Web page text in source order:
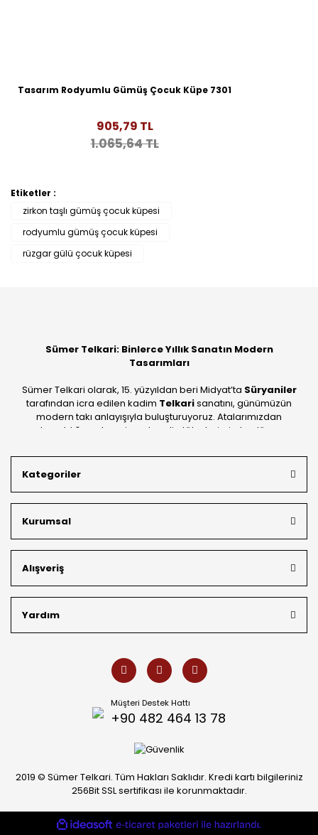
Tasarım Rodyumlu Gümüş Çocuk Küpe 7301
905,79 TL
1.065,64 TL
Etiketler :
zirkon taşlı gümüş çocuk küpesi
rodyumlu gümüş çocuk küpesi
rüzgar gülü çocuk küpesi
Sümer Telkari: Binlerce Yıllık Sanatın Modern
Tasarımları
Sümer Telkari olarak, 15. yüzyıldan beri Midyat’ta Süryaniler
tarafından icra edilen kadim Telkarisanatını, günümüzün
modern takı anlayışıyla buluşturuyoruz. Atalarımızdan
devraldığımız bu mirası; kendi atölyelerimizde, dünya
Mardin’in tarihi dokusunu yansıtan geleneksel işlemeleri, her
bütçeye uygun
müşterilerimizin özel siparişlerini benzersiz bir titizlikle
hazırlıyor; köklü geçmişimizi geleceğin takı modasına
güvenle taşıyoruz.
Kategoriler
Kurumsal
Alışveriş
Yardım
Müşteri Destek Hattı
+90 482 464 13 78
2019 © Sümer Telkari. Tüm Hakları Saklıdır. Kredi kartı bilgileriniz
256Bit SSL sertifikası ile korunmaktadır.
ideasoft
e-